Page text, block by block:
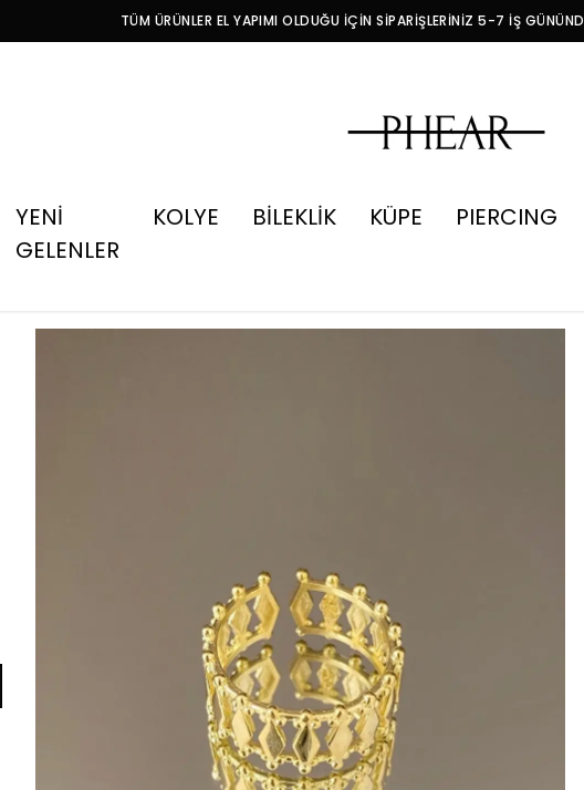
TÜM ÜRÜNLER EL YAPIMI OLDUĞU İÇİN SİPARİŞLERİNİZ 5-7 İŞ
YENİ
GELENLER
KOLYE BİLEKLİK KÜPE PIERCING